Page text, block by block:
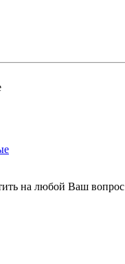
на любой Ваш вопрос